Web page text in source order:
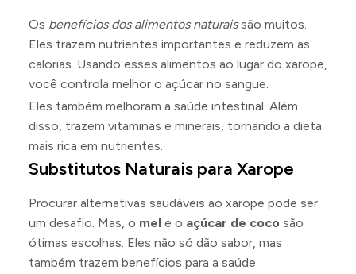
Os benefícios dos alimentos naturaissão muitos.
Eles trazem nutrientes importantes e reduzem as
calorias. Usando esses alimentos ao lugar do xarope,
você controla melhor o açúcar no sangue.
Eles também melhoram a saúde intestinal. Além
disso, trazem vitaminas e minerais, tornando a dieta
mais rica em nutrientes.
Substitutos Naturais para Xarope
Procurar alternativas saudáveis ao xarope pode ser
um desafio. Mas, o mel e o açúcar de coco são
ótimas escolhas. Eles não só dão sabor, mas
também trazem benefícios para a saúde.